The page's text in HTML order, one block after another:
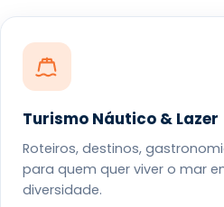
Turismo Náutico & Lazer
Roteiros, destinos,
para quem quer viver o mar
diversidade.